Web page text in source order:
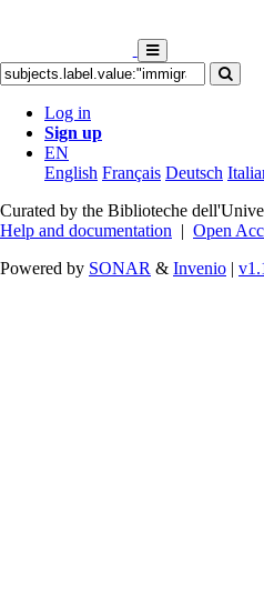
Log in
Sign up
EN
English Français Deutsch
Curated by the Biblioteche
Help and documentation | Open
Powered by SONAR & Invenio |